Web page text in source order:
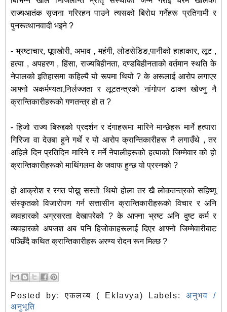
राज्यआतंक सृजना गरिरहन पाउने त्यसको बिरोध गर्नेहरू प्रतिगामी र
पुनरूत्थानवादी भइने ?
- भ्रष्टाचार, घूषखोरी, अभाव , महंगी, लोडसेडिङ,पानीको हाहाकार, लूट ,
हत्या , अपहरण , हिंसा, राज्यबिहीनता, दण्डबिहीनताको वर्तमान स्थति के
नेपालको इतिहासमा कहिल्यै यो रूपमा थियो ? के अरूलाई आरोप लगाएर
आफ्नो अकर्मण्यता,निर्लज्जता र लूटतन्त्रको नांगोपन ढाक्न खोज्नु नै
क्रान्तिकारीहरूको गणतन्त्र हो त ?
- हिजो राज्य बिरुद्दको प्रदर्शन र दंगाहरूमा मारिने मान्छेहरू मार्ने हत्यारा
गिरिजा वा देउबा हुने गर्थे र यो आरोप क्रान्तिकारीहरू नै लगाउँथे , तर
अहिले दिन प्रतिदिन मारिने र मर्ने नेपालीहरूको हत्याको जिम्मेवार को हो
क्रान्तिकारीहरूको माथिंगलमा के जवाफ हुन्छ यो प्रस्नको ?
हो आक्रोश र रगत पोख्नु सस्तो थियो होला तर खै लोकतन्त्रको सहिष्णू
संस्कृतको विजारोपण गर्न सत्तासीन क्रान्तिकारीहरूको विचार र अनि
व्यवहारको अग्रसरता देखापरेको ? के आफ्ना भ्रष्ट अनि दुष्ट कर्म र
व्यवहारको अपजश अब पनि हिजोकाहरूलाई दिएर आफ्नो जिम्मेवारीबाट
पञ्छिँदै कथित क्रान्तिकारीहरू अरण्य रोदन रून मिल्छ ?
Posted by:एकलव्य ( Eklavya) Labels:अनुभव /
अनुभूति